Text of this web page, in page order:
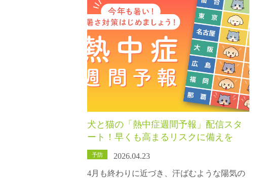
犬と猫の「熱中症週間予報」配信スタ
ート！早くも高まるリスクに備えを
予防
2026.04.23
4月も終わりに近づき、汗ばむような陽気の